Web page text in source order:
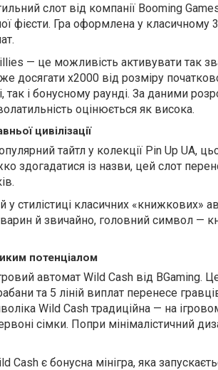
слот від компанії Booming
фієсти. Гра оформлена у класичному
— це можливість активувати так
досягати x2000 від розміру
так і бонусному раунді. За даними
оцінюється як висока.
цивілізації
тайтл у колекції Pin Up UA,
здогадатися із назви, цей слот
у стилістиці класичних «книжкових»
й звичайно, головний символ —
потенціалом
автомат Wild Cash від BGaming.
та 5 ліній виплат перенесе
Wild Cash традиційна — на
сімки. Попри мінімалістичний
є бонусна мінігра, яка